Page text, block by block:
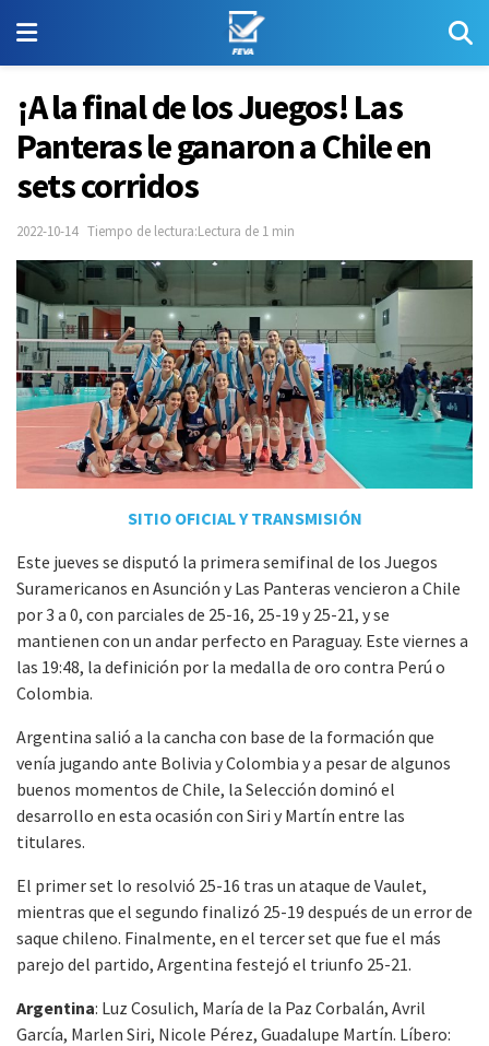
¡A la final de los Juegos! Las
Panteras le ganaron a Chile en
sets corridos
2022-10-14 Tiempo de lectura:Lectura de 1 min
SITIO OFICIAL Y TRANSMISIÓN
Este jueves se disputó la primera semifinal de los Juegos
Suramericanos en Asunción y Las Panteras vencieron a Chile
por 3 a 0, con parciales de 25-16, 25-19 y 25-21, y se
mantienen con un andar perfecto en Paraguay. Este viernes a
las 19:48, la definición por la medalla de oro contra Perú o
Colombia.
Argentina salió a la cancha con base de la formación que
venía jugando ante Bolivia y Colombia y a pesar de algunos
buenos momentos de Chile, la Selección dominó el
desarrollo en esta ocasión con Siri y Martín entre las
titulares.
El primer set lo resolvió 25-16 tras un ataque de Vaulet,
mientras que el segundo finalizó 25-19 después de un error de
saque chileno. Finalmente, en el tercer set que fue el más
parejo del partido, Argentina festejó el triunfo 25-21.
Argentina: Luz Cosulich, María de la Paz Corbalán, Avril
García, Marlen Siri, Nicole Pérez, Guadalupe Martín. Líbero: